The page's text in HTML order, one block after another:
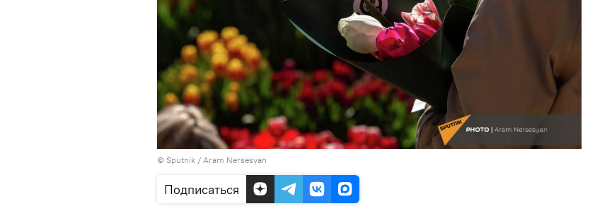
© Sputnik / Aram Nersesyan
Подписаться